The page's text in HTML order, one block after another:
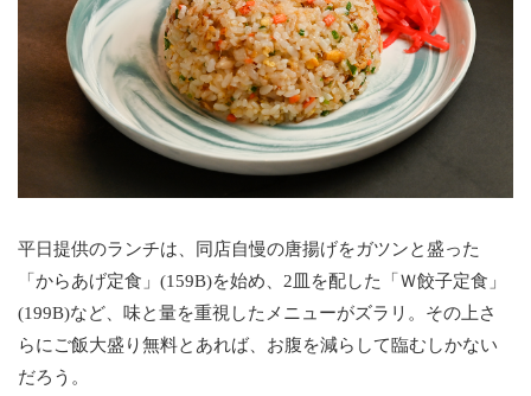
平日提供のランチは、同店自慢の唐揚げをガツンと盛った
「からあげ定食」(159B)を始め、2皿を配した「Ｗ餃子定食」
(199B)など、味と量を重視したメニューがズラリ。その上さ
らにご飯大盛り無料とあれば、お腹を減らして臨むしかない
だろう。